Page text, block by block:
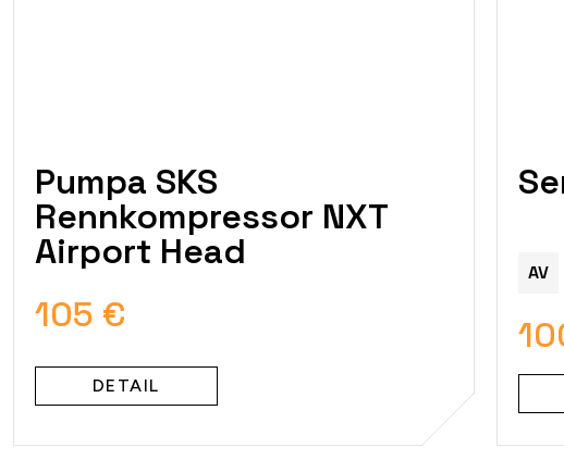
Pumpa SKS
Rennkompressor NXT
Airport Head
105 €
DETAIL
AV